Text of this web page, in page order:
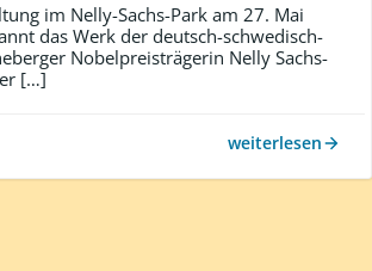
im Nelly-Sachs-Park am 27. Mai
das Werk der deutsch-schwedisch-
Nobelpreisträgerin Nelly Sachs-
[…]
weiterlesen